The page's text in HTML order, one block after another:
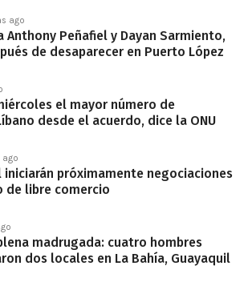
ago
Anthony Peñafiel y Dayan Sarmiento,
de desaparecer en Puerto López
el mayor número de
desde el acuerdo, dice la ONU
ago
iniciarán próximamente negociaciones
de libre comercio
madrugada: cuatro hombres
dos locales en La Bahía, Guayaquil